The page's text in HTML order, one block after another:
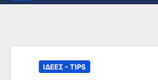
ΙΔΈΕΣ - TIPS